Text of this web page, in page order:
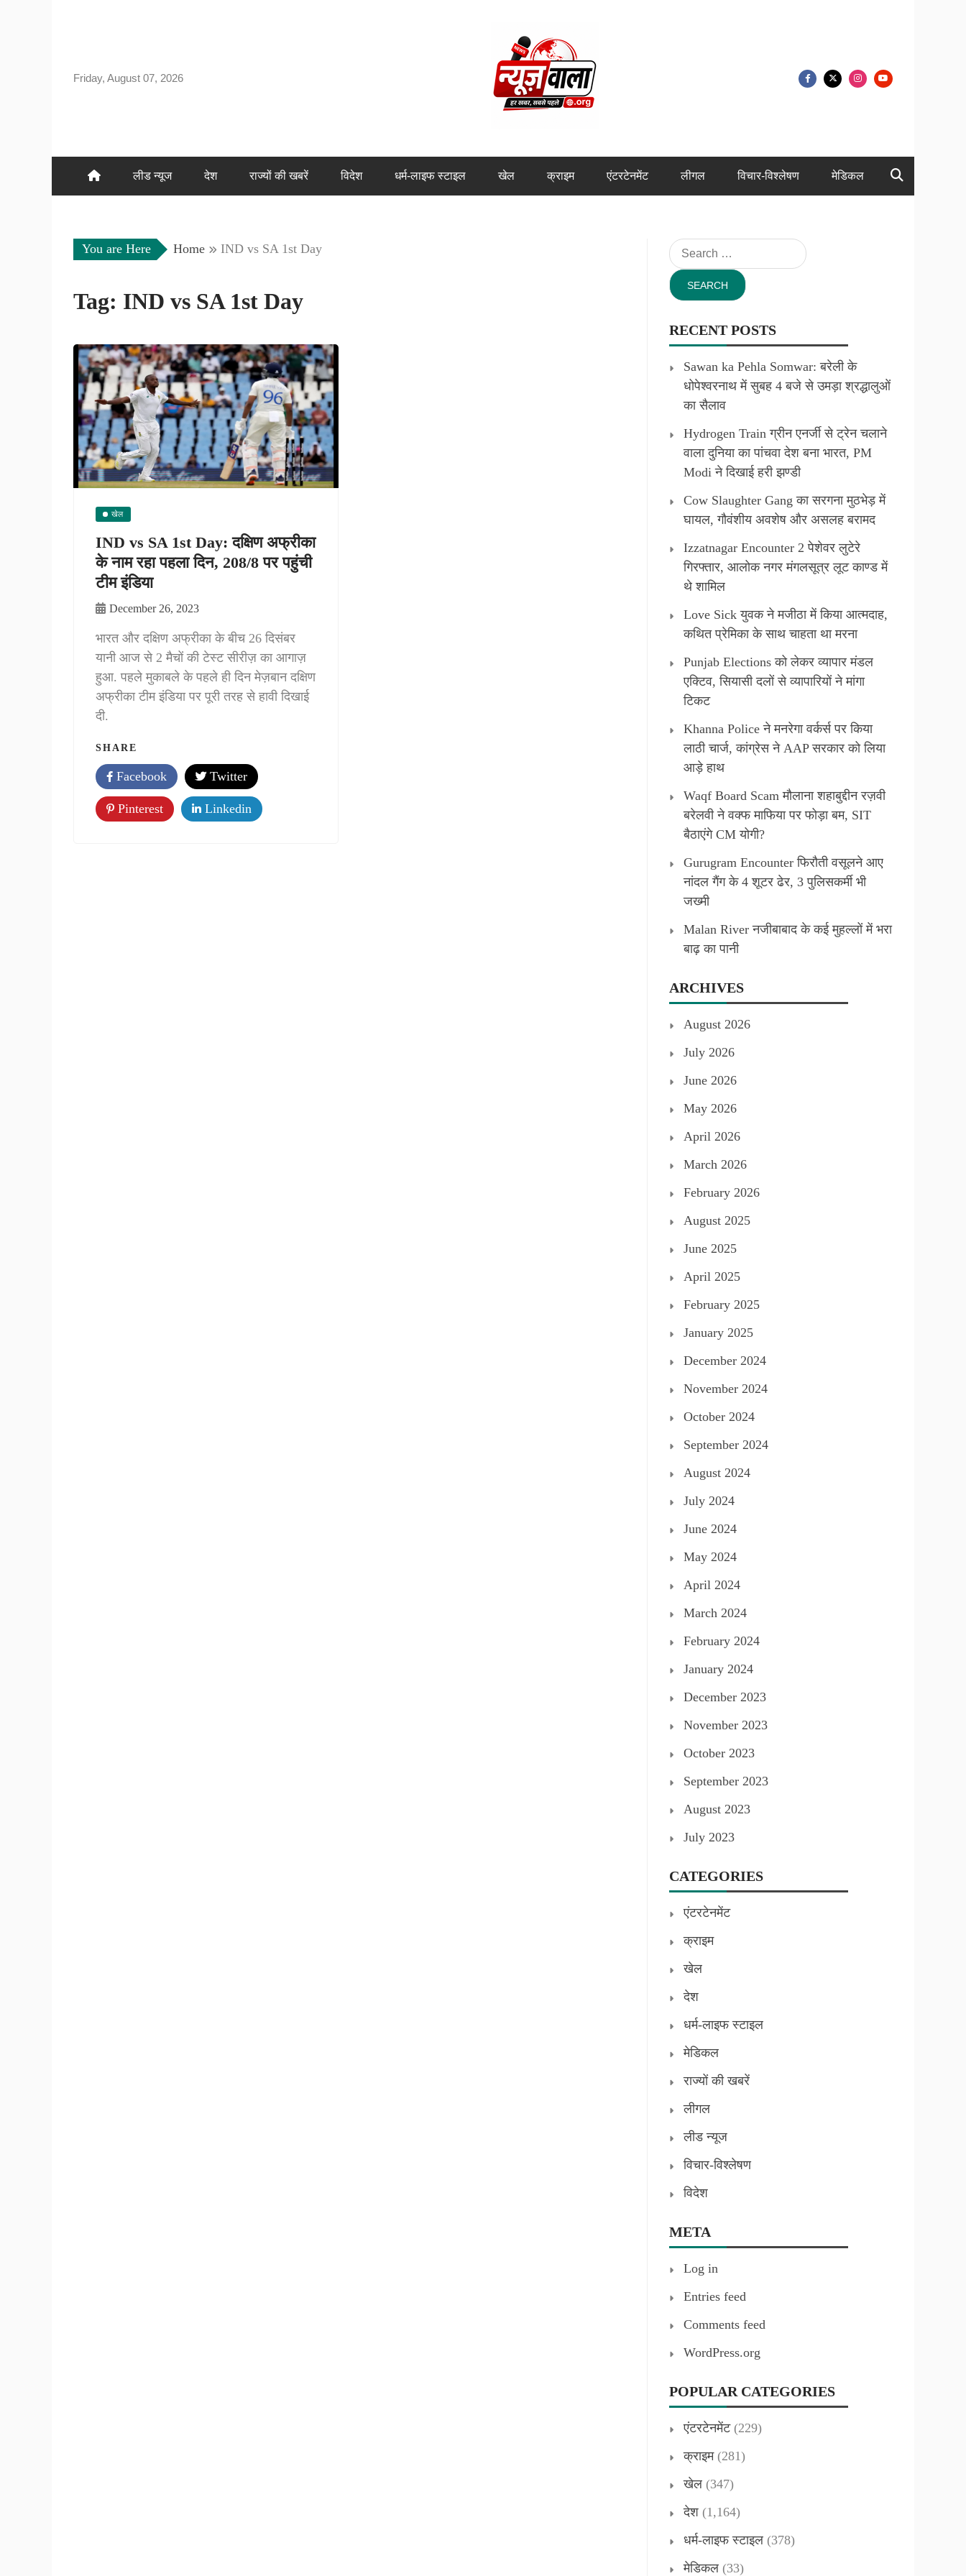
Friday, August 07, 2026
लीड न्यूज देश राज्यों की खबरें विदेश धर्म-लाइफ स्टाइल खेल क्राइम एंटरटेनमेंट लीगल विचार-विश्लेषण मेडिकल
You are Here Home IND vs SA 1st Day
Tag: IND vs SA 1st Day
खेल
IND vs SA 1st Day: दक्षिण अफ्रीका
के नाम रहा पहला दिन, 208/8 पर पहुंची
टीम इंडिया
December 26, 2023
भारत और दक्षिण अफ्रीका के बीच 26 दिसंबर
यानी आज से 2 मैचों की टेस्ट सीरीज़ का आगाज़
हुआ. पहले मुकाबले के पहले ही दिन मेज़बान दक्षिण
अफ्रीका टीम इंडिया पर पूरी तरह से हावी दिखाई
दी.
SHARE
Facebook Twitter
Pinterest Linkedin
Search
for:
RECENT POSTS
Sawan ka Pehla Somwar: बरेली के
धोपेश्वरनाथ में सुबह 4 बजे से उमड़ा श्रद्धालुओं
का सैलाव
Hydrogen Train ग्रीन एनर्जी से ट्रेन चलाने
वाला दुनिया का पांचवा देश बना भारत, PM
Modi ने दिखाई हरी झण्डी
Cow Slaughter Gang का सरगना मुठभेड़ में
घायल, गौवंशीय अवशेष और असलह बरामद
Izzatnagar Encounter 2 पेशेवर लुटेरे
गिरफ्तार, आलोक नगर मंगलसूत्र लूट काण्‍ड में
थे शामिल
Love Sick युवक ने मजीठा में किया आत्मदाह,
कथित प्रेमिका के साथ चाहता था मरना
Punjab Elections को लेकर व्यापार मंडल
एक्टिव, सियासी दलों से व्यापारियों ने मांगा
टिकट
Khanna Police ने मनरेगा वर्कर्स पर किया
लाठी चार्ज, कांग्रेस ने AAP सरकार को लिया
आड़े हाथ
Waqf Board Scam मौलाना शहाबुद्दीन रज़वी
बरेलवी ने वक्फ माफिया पर फोड़ा बम, SIT
बैठाएंगे CM योगी?
Gurugram Encounter फिरौती वसूलने आए
नांदल गैंग के 4 शूटर ढेर, 3 पुलिसकर्मी भी
जख्मी
Malan River नजीबाबाद के कई मुहल्लों में भरा
बाढ़ का पानी
ARCHIVES
August 2026
July 2026
June 2026
May 2026
April 2026
March 2026
February 2026
August 2025
June 2025
April 2025
February 2025
January 2025
December 2024
November 2024
October 2024
September 2024
August 2024
July 2024
June 2024
May 2024
April 2024
March 2024
February 2024
January 2024
December 2023
November 2023
October 2023
September 2023
August 2023
July 2023
CATEGORIES
एंटरटेनमेंट
क्राइम
खेल
देश
धर्म-लाइफ स्टाइल
मेडिकल
राज्यों की खबरें
लीगल
लीड न्यूज
विचार-विश्लेषण
विदेश
META
Log in
Entries feed
Comments feed
WordPress.org
POPULAR CATEGORIES
एंटरटेनमेंट(229)
क्राइम(281)
खेल (347)
देश (1,164)
धर्म-लाइफ स्टाइल (378)
मेडिकल (33)